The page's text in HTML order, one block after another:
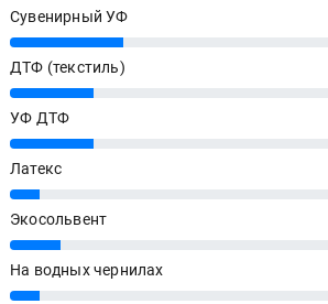
Сувенирный УФ
27%
ДТФ (текстиль)
20%
УФ ДТФ
20%
Латекс
7%
Экосольвент
12%
На водных чернилах
7%